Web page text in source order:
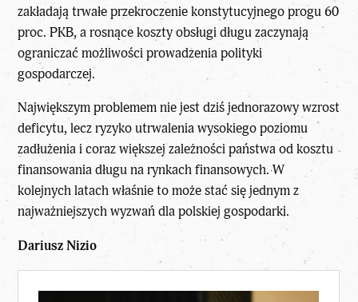
zakładają trwałe przekroczenie konstytucyjnego progu 60
proc. PKB, a rosnące koszty obsługi długu zaczynają
ograniczać możliwości prowadzenia polityki
gospodarczej.
Największym problemem nie jest dziś jednorazowy wzrost
deficytu, lecz ryzyko utrwalenia wysokiego poziomu
zadłużenia i coraz większej zależności państwa od kosztu
finansowania długu na rynkach finansowych. W
kolejnych latach właśnie to może stać się jednym z
najważniejszych wyzwań dla polskiej gospodarki.
Dariusz Nizio